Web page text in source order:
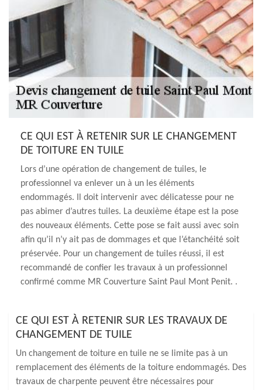
CE QUI EST À RETENIR SUR LE CHANGEMENT
DE TOITURE EN TUILE
Lors d’une opération de changement de tuiles, le
professionnel va enlever un à un les éléments
endommagés. Il doit intervenir avec délicatesse pour ne
pas abimer d’autres tuiles. La deuxième étape est la pose
des nouveaux éléments. Cette pose se fait aussi avec soin
afin qu’il n’y ait pas de dommages et que l’étanchéité soit
préservée. Pour un changement de tuiles réussi, il est
recommandé de confier les travaux à un professionnel
confirmé comme MR Couverture Saint Paul Mont Penit. .
CE QUI EST À RETENIR SUR LES TRAVAUX DE
CHANGEMENT DE TUILE
Un changement de toiture en tuile ne se limite pas à un
remplacement des éléments de la toiture endommagés. Des
travaux de charpente peuvent être nécessaires pour